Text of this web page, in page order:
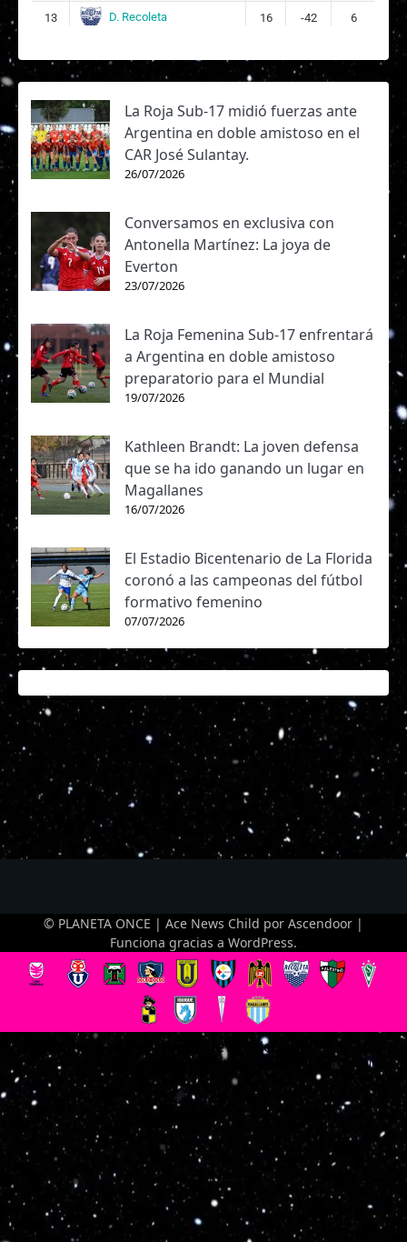
13 D. Recoleta 16 -42 6
La Roja Sub-17 midió fuerzas ante
Argentina en doble amistoso en el
CAR José Sulantay.
26/07/2026
Conversamos en exclusiva con
Antonella Martínez: La joya de
Everton
23/07/2026
La Roja Femenina Sub-17 enfrentará
a Argentina en doble amistoso
preparatorio para el Mundial
19/07/2026
Kathleen Brandt: La joven defensa
que se ha ido ganando un lugar en
Magallanes
16/07/2026
El Estadio Bicentenario de La Florida
coronó a las campeonas del fútbol
formativo femenino
07/07/2026
© PLANETA ONCE | Ace News Child por Ascendoor |
Funciona gracias a WordPress.
Optimized by Seraphinite Accelerator
Turns on site high speed to be attractive for people and search engines.